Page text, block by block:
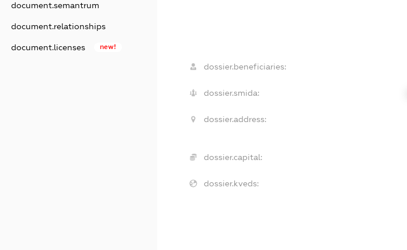
document.semantrum
document.relationships
document.licenses new!
dossier.beneficiaries:
dossier.smida:
dossier.address:
dossier.capital:
dossier.kveds: